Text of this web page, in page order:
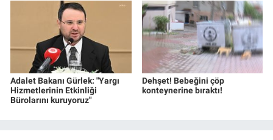
Adalet Bakanı Gürlek: "Yargı
Hizmetlerinin Etkinliği
Bürolarını kuruyoruz"
Dehşet! Bebeğini çöp
konteynerine bıraktı!